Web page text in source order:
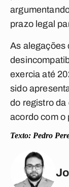
prazo legal
As alegações
exercia até
sido
do registro da
acordo com o
Texto: Pedro